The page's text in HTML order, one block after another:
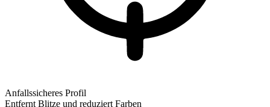
Anfallssicheres Profil
Entfernt Blitze und reduziert Farben